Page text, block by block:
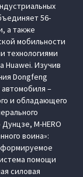
56-
а также
мобильности
технологиями
Huawei. Изучив
Dongfeng
–
и обладающего
M‑HERO
воина»:
помощи
силовая